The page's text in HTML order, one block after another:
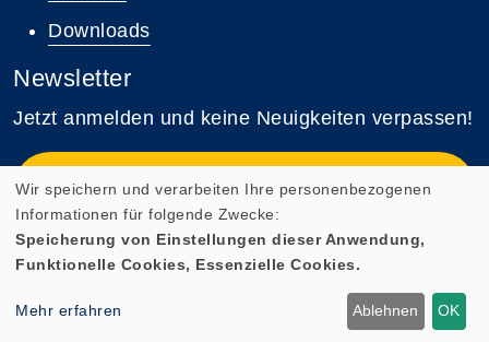
Downloads
Newsletter
Jetzt anmelden und keine Neuigkeiten verpassen!
Zum Newsletter anmelden
Cookie Einstellungen
Wir speichern und verarbeiten Ihre personenbezogenen
Informationen für folgende Zwecke:
Speicherung von Einstellungen dieser Anwendung,
Funktionelle Cookies, Essenzielle Cookies.
Mehr erfahren Ablehnen OK